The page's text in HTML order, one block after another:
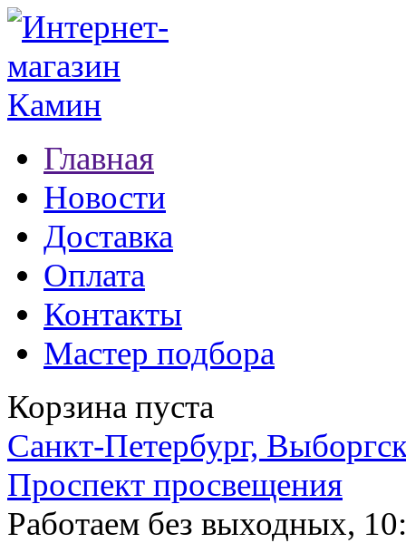
Главная
Новости
Доставка
Оплата
Контакты
Мастер подбора
Корзина пуста
Санкт-Петербург,
Проспект просвещения
Работаем без выходных,